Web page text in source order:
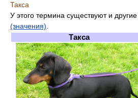
Такса
У этого термина существуют и
(значения)
Такса